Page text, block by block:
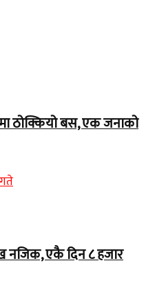
ठोक्कियो बस, एक जनाको
नजिक, एकै दिन ८ हजार